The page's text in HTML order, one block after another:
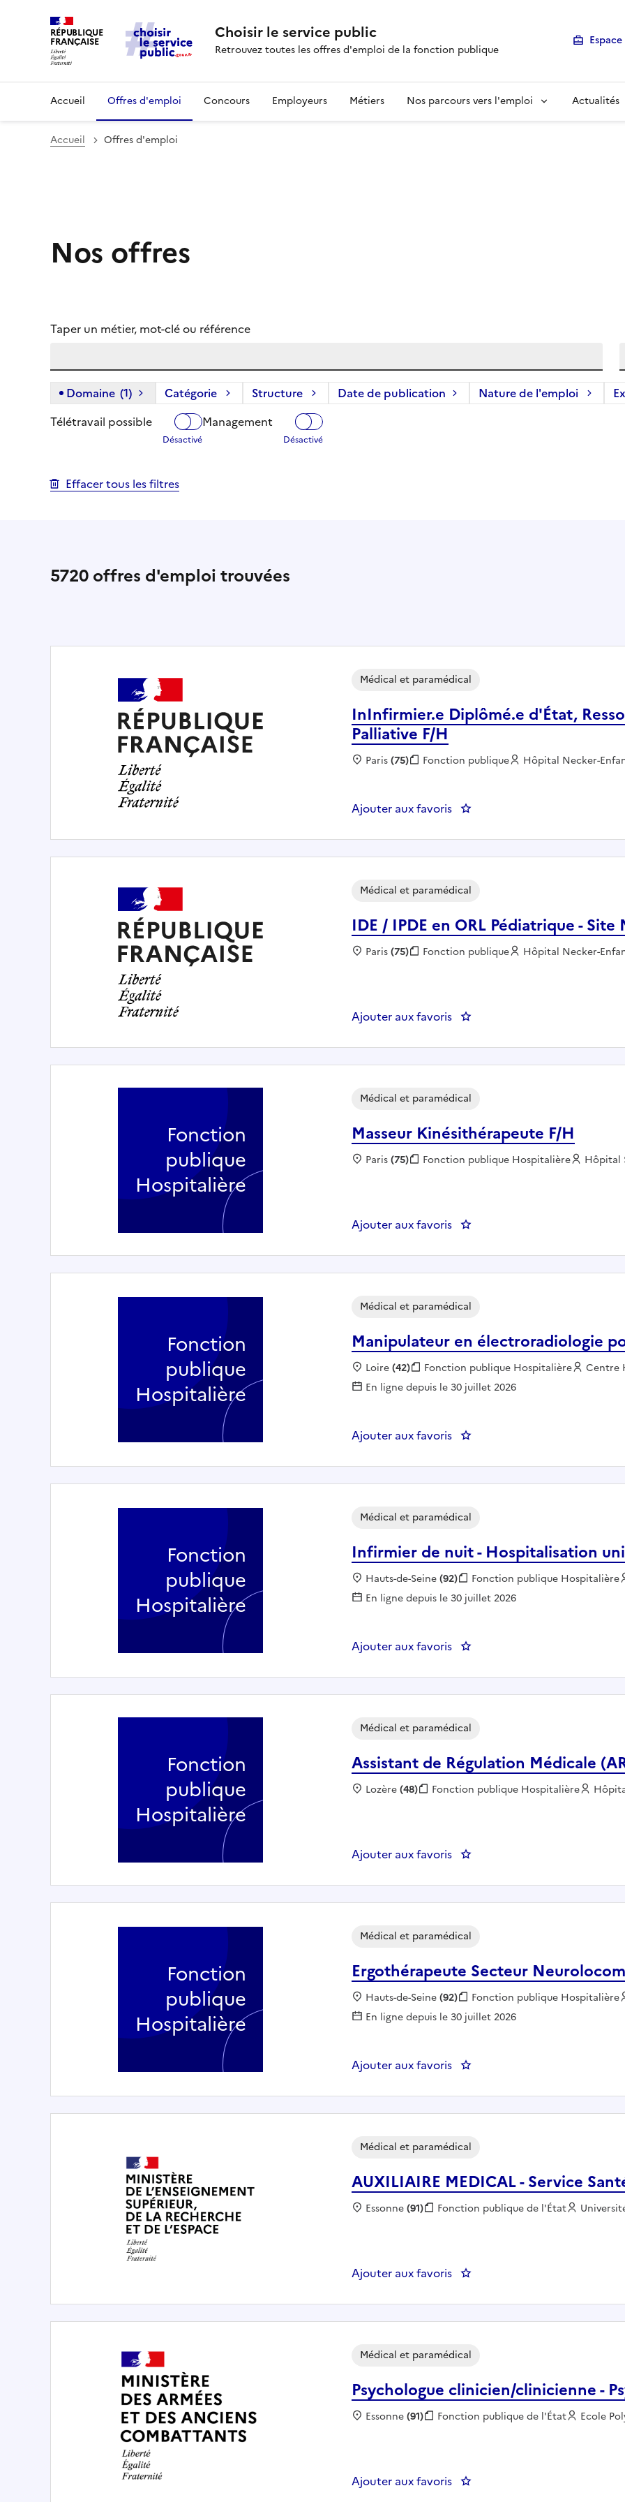
RÉPUBLIQUE
FRANÇAISE Choisir le service public
Retrouvez toutes les offres d'emploi de la fonction publique
Accueil Offres d'emploi Concours Employeurs Métiers Nos parcours vers l'emploi Actualités
Accueil Offres d'emploi
Nos offres
Taper un métier, mot-clé ou référence
Domaine (1) (1 filtre actif) :
Catégorie Structure Date de publication Nature de l'emploi
Télétravail possible
Management
Effacer tous les filtres
5720offres d'emploi trouvées
InInfirmier.e Diplômé.e d'État,
Palliative F/H
Médical et paramédical
Localisation :
Paris(75) Fonction publique :
Fonction publique Employeur :
Hôpital Necker-
Ajouter aux favoris : InInfirmier.e Diplômé.e d'État,
IDE / IPDE en ORL Pédiatrique - Site
Médical et paramédical
Localisation :
Paris(75) Fonction publique :
Fonction publique Employeur :
Hôpital Necker-
Ajouter aux favoris : IDE / IPDE en ORL Pédiatrique
Masseur Kinésithérapeute F/H
Médical et paramédical
Localisation :
Paris(75) Fonction publique :
Fonction publique Hospitalière Hôpital
Ajouter aux favoris : Masseur Kinésithérapeute F/H
Fonction
publique
Hospitalière
Manipulateur en électroradiologie
Médical et paramédical
Localisation :
Loire(42) Fonction publique :
Fonction publique Hospitalière
Centre
En ligne depuis le 30 juillet 2026
Ajouter aux favoris : Manipulateur en
Fonction
publique
Hospitalière
Infirmier de nuit - Hospitalisation
Médical et paramédical
Localisation :
Hauts-de-Seine(92) Fonction publique :
Fonction publique Hospitalière
En ligne depuis le 30 juillet 2026
Ajouter aux favoris : Infirmier de nuit -
Fonction
publique
Hospitalière
Assistant de Régulation Médicale
Médical et paramédical
Localisation :
Lozère(48) Fonction publique :
Fonction publique Hospitalière
Ajouter aux favoris : Assistant de Régulation
Fonction
publique
Hospitalière
Ergothérapeute Secteur
Médical et paramédical
Localisation :
Hauts-de-Seine(92) Fonction publique :
Fonction publique Hospitalière
En ligne depuis le 30 juillet 2026
Ajouter aux favoris : Ergothérapeute Secteur
Fonction
publique
Hospitalière
AUXILIAIRE MEDICAL - Service
Médical et paramédical
Localisation :
Essonne(91) Fonction publique :
Fonction publique de l'État
Ajouter aux favoris : AUXILIAIRE MEDICAL -
Psychologue clinicien/clinicienne -
Médical et paramédical
Localisation :
Essonne(91) Fonction publique :
Fonction publique de l'État Ecole
Ajouter aux favoris : Psychologue clinicien/